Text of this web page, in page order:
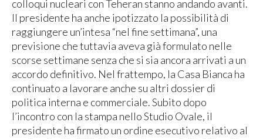
colloqui nucleari con Teheran stanno andando avanti.
Il presidente ha anche ipotizzato la possibilità di
raggiungere un’intesa “nel fine settimana”, una
previsione che tuttavia aveva già formulato nelle
scorse settimane senza che si sia ancora arrivati a un
accordo definitivo. Nel frattempo, la Casa Bianca ha
continuato a lavorare anche su altri dossier di
politica interna e commerciale. Subito dopo
l’incontro con la stampa nello Studio Ovale, il
presidente ha firmato un ordine esecutivo relativo al